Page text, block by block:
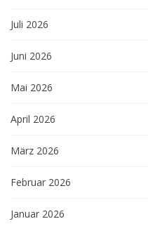
Juli 2026
Juni 2026
Mai 2026
April 2026
März 2026
Februar 2026
Januar 2026